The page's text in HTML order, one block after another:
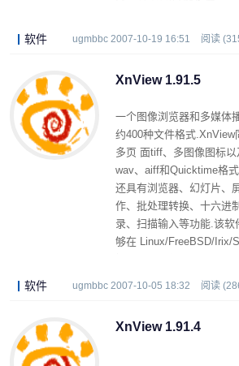
件格式,创建缩略图并生成
可为您的鼠标右键增加图
软件 ugmbbc 2007-10-19 16:51 阅读
XnView 1.91.5
一个图像浏览器和多媒体
约400种文件格式.XnView
多页 面tiff、多图像图标以
wav、aiff和Quicktime格
还具有浏览器、幻灯片、
作、批处理转换、十六进
录、扫描输入等功能.该
够在 Linux/FreeBSD/Irix/
软件 ugmbbc 2007-10-05 18:32 阅读
XnView 1.91.4